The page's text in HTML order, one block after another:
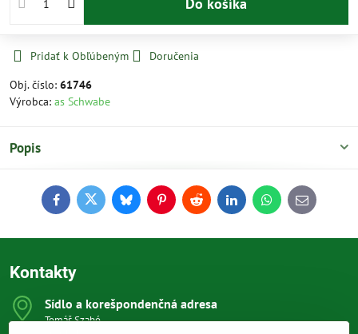
Pridať k Obľúbeným
Doručenia
Obj. číslo: 61746
Výrobca: as Schwabe
Popis
FacebookTwitterBlueskyPinterestReddit LinkedInWhatsApp
E-
mail
Kontakty
Sídlo a korešpondenčná adresa
Tomáš Szabó